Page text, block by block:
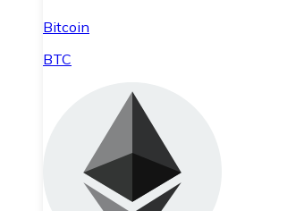
Bitcoin
BTC